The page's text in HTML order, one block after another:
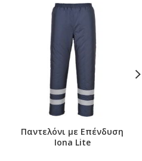
Παντελόνι με Επένδυση
Iona Lite